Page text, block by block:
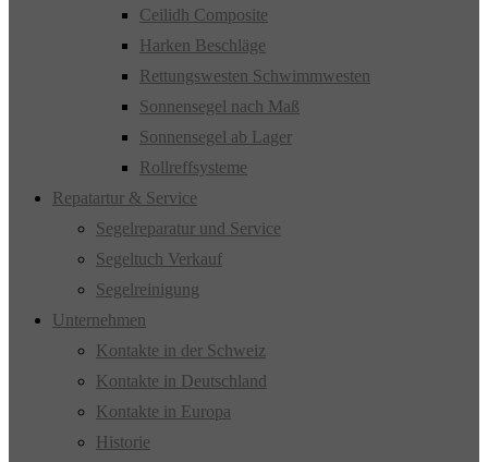
Ceilidh Composite
Harken Beschläge
Rettungswesten Schwimmwesten
Sonnensegel nach Maß
Sonnensegel ab Lager
Rollreffsysteme
Repatartur & Service
Segelreparatur und Service
Segeltuch Verkauf
Segelreinigung
Unternehmen
Kontakte in der Schweiz
Kontakte in Deutschland
Kontakte in Europa
Historie